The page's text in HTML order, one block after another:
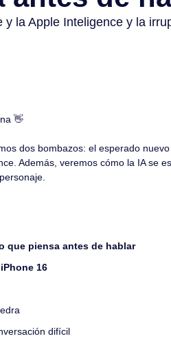
la Apple Inteligence y la
👋
dos bombazos: el esperado
Además, veremos cómo la IA se
que piensa antes de hablar
16
difícil